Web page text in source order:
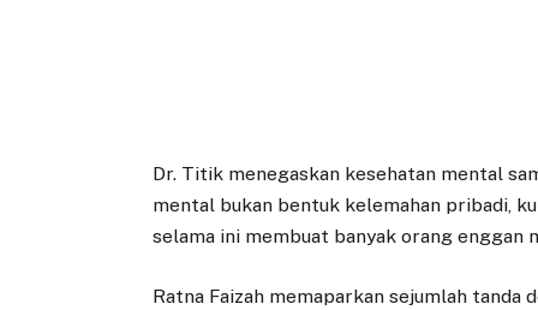
Dr. Titik menegaskan kesehatan mental
mental bukan bentuk kelemahan pribadi,
selama ini membuat banyak orang enggan
Ratna Faizah memaparkan sejumlah tanda